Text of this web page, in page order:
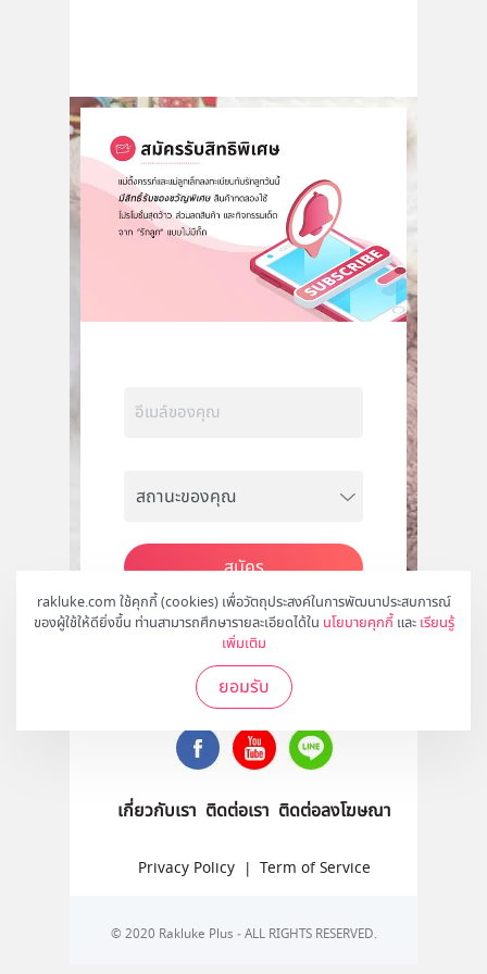
rakluke.com ใช้คุกกี้ (cookies) เพื่อวัตถุประสงค์ในการพัฒนาประสบการณ์
ของผู้ใช้ให้ดียิ่งขึ้น ท่านสามารถศึกษารายละเอียดได้ใน นโยบายคุกกี้ และ เรียนรู้
เพิ่มเติม
ยอมรับ
สมัคร
ติดตามเราได้ที่
เกี่ยวกับเรา ติดต่อเรา ติดต่อลงโฆษณา
Privacy Policy | Term of Service
© 2020 Rakluke Plus - ALL RIGHTS RESERVED.